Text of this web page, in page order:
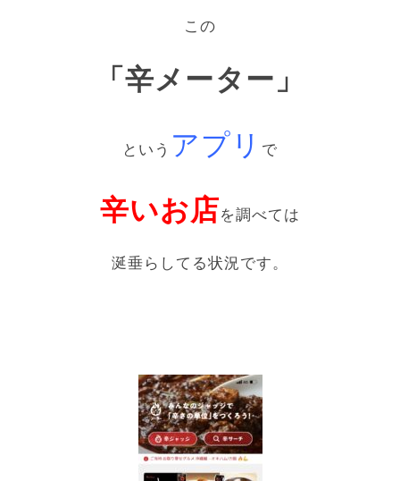
この
「辛メーター」
という アプリ で
辛いお店を調べては
涎垂らしてる状況です。